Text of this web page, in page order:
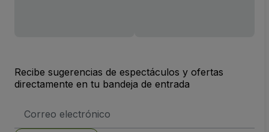
Recibe sugerencias de espectáculos y ofertas
directamente en tu bandeja de entrada
de